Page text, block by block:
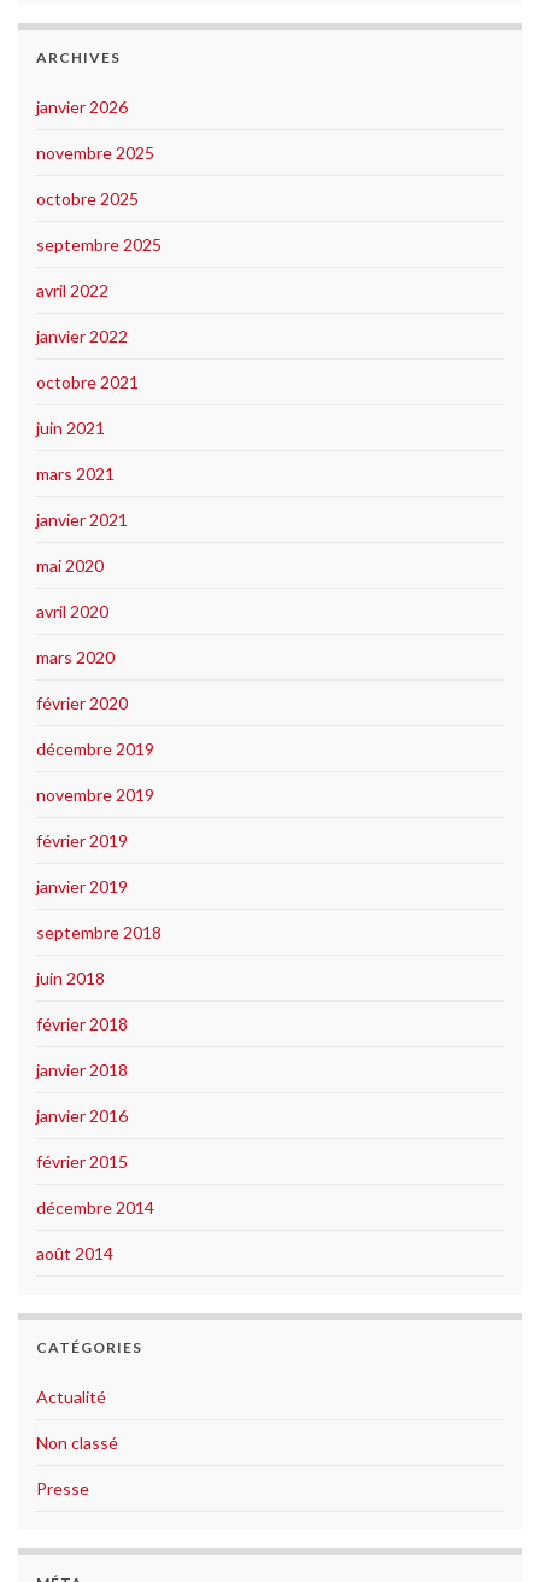
ARCHIVES
janvier 2026
novembre 2025
octobre 2025
septembre 2025
avril 2022
janvier 2022
octobre 2021
juin 2021
mars 2021
janvier 2021
mai 2020
avril 2020
mars 2020
février 2020
décembre 2019
novembre 2019
février 2019
janvier 2019
septembre 2018
juin 2018
février 2018
janvier 2018
janvier 2016
février 2015
décembre 2014
août 2014
CATÉGORIES
Actualité
Non classé
Presse